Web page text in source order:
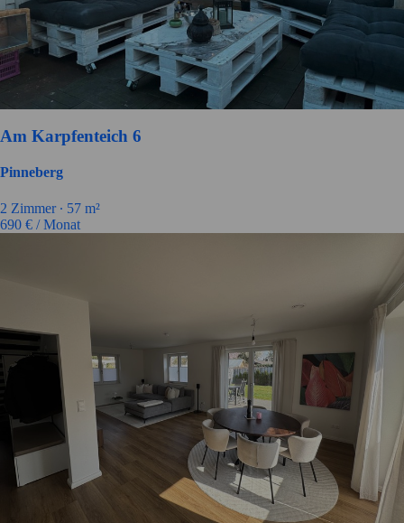
Am Karpfenteich 6
Pinneberg
2 Zimmer ∙ 57 m²
690 € / Monat